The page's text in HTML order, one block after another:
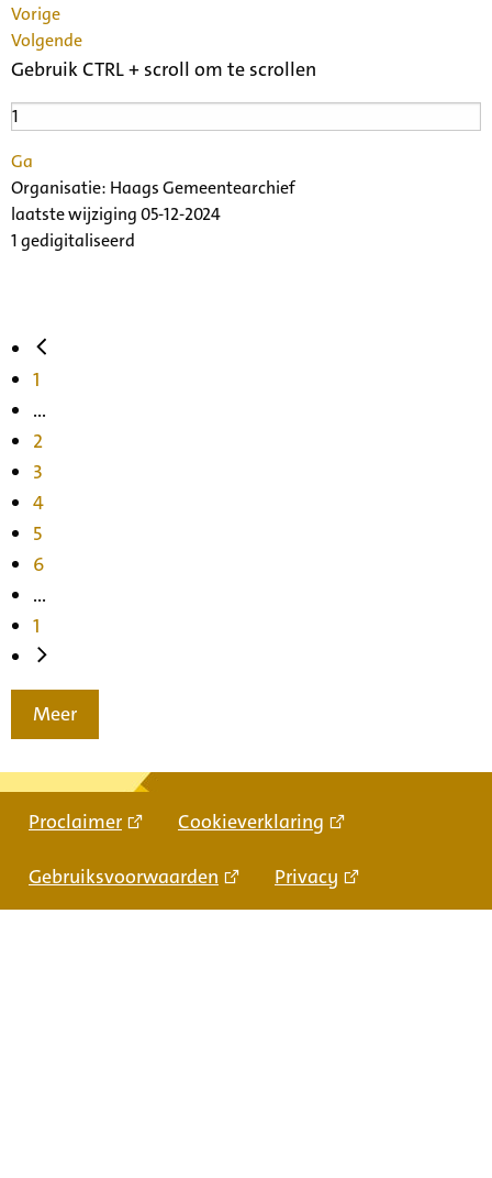
Vorige
Volgende
Gebruik CTRL + scroll om te scrollen
Ga
Organisatie: Haags Gemeentearchief
laatste wijziging 05-12-2024
1 gedigitaliseerd
1
...
2
3
4
5
6
...
1
Meer
Proclaimer Cookieverklaring
Gebruiksvoorwaarden Privacy